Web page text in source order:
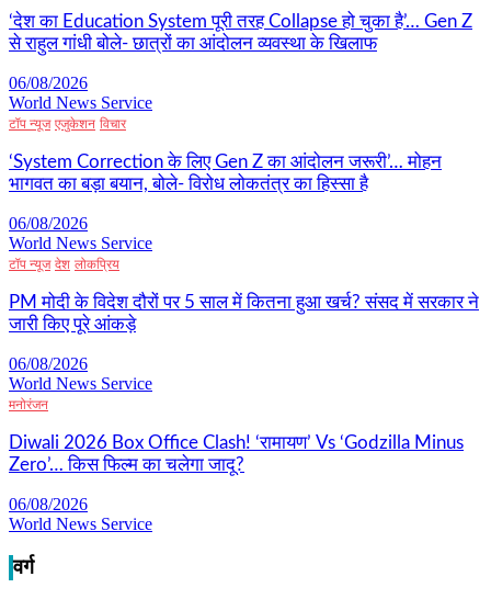
‘देश का Education System पूरी तरह Collapse हो चुका है’… Gen Z
से राहुल गांधी बोले- छात्रों का आंदोलन व्यवस्था के खिलाफ
06/08/2026
World News Service
टॉप न्यूज एजुकेशन विचार
‘System Correction के लिए Gen Z का आंदोलन जरूरी’… मोहन
भागवत का बड़ा बयान, बोले- विरोध लोकतंत्र का हिस्सा है
06/08/2026
World News Service
टॉप न्यूज देश लोकप्रिय
PM मोदी के विदेश दौरों पर 5 साल में कितना हुआ खर्च? संसद में सरकार ने
जारी किए पूरे आंकड़े
06/08/2026
World News Service
मनोरंजन
Diwali 2026 Box Office Clash! ‘रामायण’ Vs ‘Godzilla Minus
Zero’… किस फिल्म का चलेगा जादू?
06/08/2026
World News Service
वर्ग